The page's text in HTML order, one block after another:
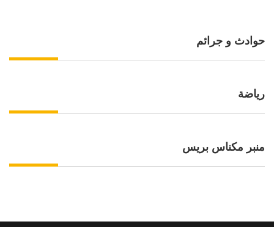
حوادث و جرائم
رياضة
منبر مكناس بريس